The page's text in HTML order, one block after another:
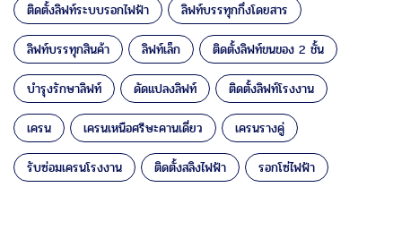
ติดตั้งลิฟท์ระบบรอกไฟฟ้า ลิฟท์บรรทุกกึ่งโดยสาร
ลิฟท์บรรทุกสินค้า ลิฟท์เล็ก ติดตั้งลิฟท์ขนของ 2 ชั้น
บำรุงรักษาลิฟท์ ดัดแปลงลิฟท์ ติดตั้งลิฟท์โรงงาน
เครน เครนเหนือศรีษะคานเดี่ยว เครนรางคู่
รับซ่อมเครนโรงงาน ติดตั้งสลิงไฟฟ้า รอกโซ่ไฟฟ้า